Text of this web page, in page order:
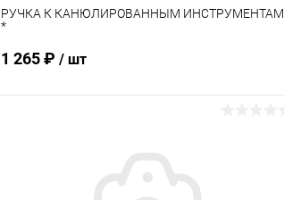
РУЧКА К КАНЮЛИРОВАННЫМ ИНСТРУМЕНТАМ
*
1 265 ₽ / шт